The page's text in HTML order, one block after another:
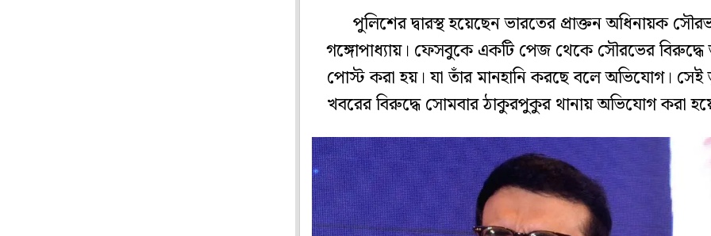
পুলিশের দ্বারস্থ হয়েছেন ভারতের প্রাক্তন অধিনায়ক
গঙ্গোপাধ্যায়। ফেসবুকে একটি পেজ থেকে সৌরভের
পোস্ট করা হয়। যা তাঁর মানহানি করছে বলে অভিযোগ।
খবরের বিরুদ্ধে সোমবার ঠাকুরপুকুর থানায় অভিযোগ করা